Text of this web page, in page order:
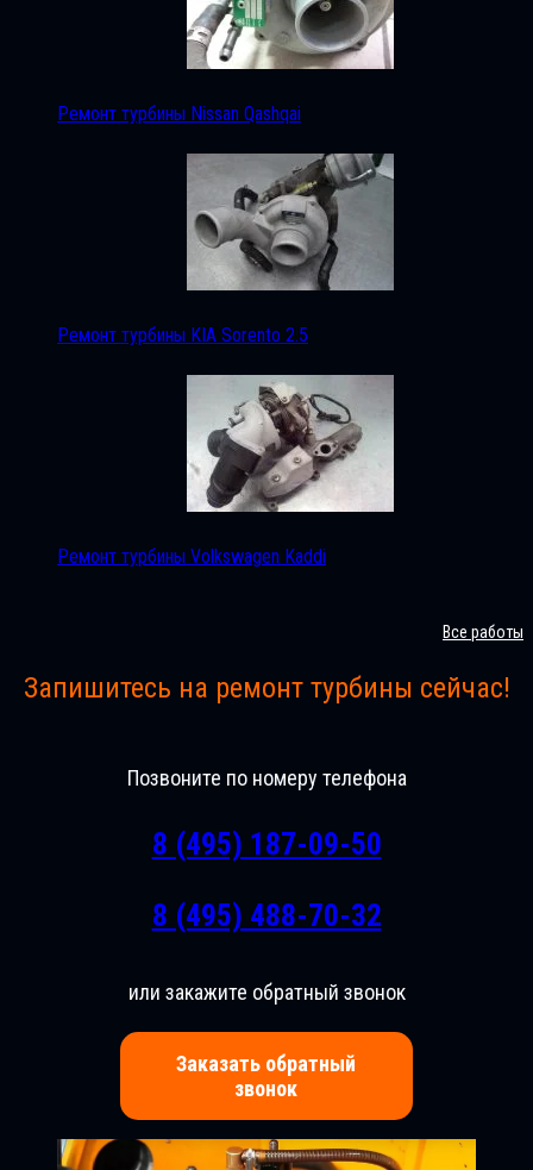
Ремонт турбины Nissan Qashqai
Ремонт турбины KIA Sorento 2.5
Ремонт турбины Volkswagen Kaddi
Все работы
Запишитесь на ремонт турбины сейчас!
Позвоните по номеру телефона
8 (495) 187-09-50
8 (495) 488-70-32
или закажите обратный звонок
Заказать обратный
звонок